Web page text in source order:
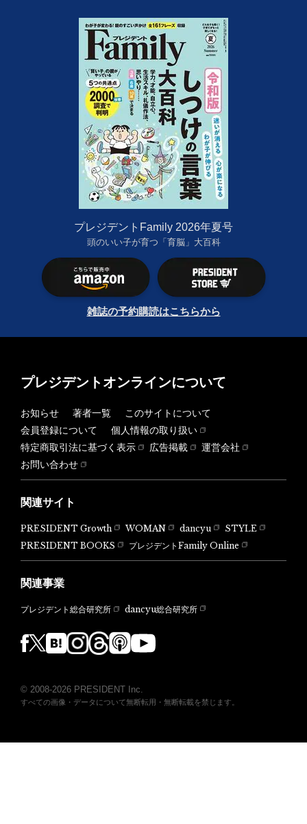
プレジデントFamily 2026年夏号
頭のいい子が育つ「育脳」大百科
雑誌の予約購読はこちらから
プレジデントオンラインについて
お知らせ 著者一覧
このサイトについて
会員登録について
個人情報の取り扱い
特定商取引法に基づく表示
広告掲載
運営会社
お問い合わせ
関連サイト
PRESIDENT Growth WOMAN dancyu
STYLE
PRESIDENT BOOKS
プレジデントFamily Online
関連事業
プレジデント総合研究所 dancyu総合研究所
© 2008-2026 PRESIDENT Inc.
すべての画像・データについて無断転用・無断転載を禁じます。